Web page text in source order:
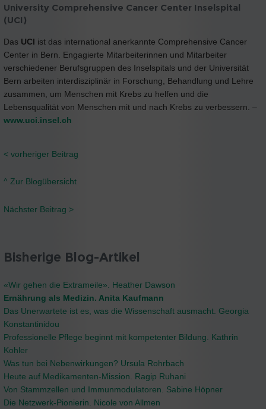
University Comprehensive Cancer Center Inselspital
(UCI)
Das UCI ist das international anerkannte Comprehensive Cancer
Center in Bern. Engagierte Mitarbeiterinnen und Mitarbeiter
verschiedener Berufsgruppen des Inselspitals und der Universität
Bern arbeiten interdisziplinär in Forschung, Behandlung und Lehre
zusammen, um Menschen mit Krebs zu helfen und die
Lebensqualität von Menschen mit und nach Krebs zu verbessern. –
www.uci.insel.ch
< vorheriger Beitrag
^ Zur Blogübersicht
Nächster Beitrag >
Bisherige Blog-Artikel
«Wir gehen die Extrameile». Heather Dawson
Ernährung als Medizin. Anita Kaufmann
Das Unerwartete ist es, was die Wissenschaft ausmacht. Georgia
Konstantinidou
Professionelle Pflege beginnt mit kompetenter Bildung. Kathrin
Kohler
Was tun bei Nebenwirkungen? Ursula Rohrbach
Heute auf Medikamenten-Mission. Ragip Ruhani
Von Stammzellen und Immunmodulatoren. Sabine Höpner
Die Netzwerk-Pionierin. Nicole von Allmen